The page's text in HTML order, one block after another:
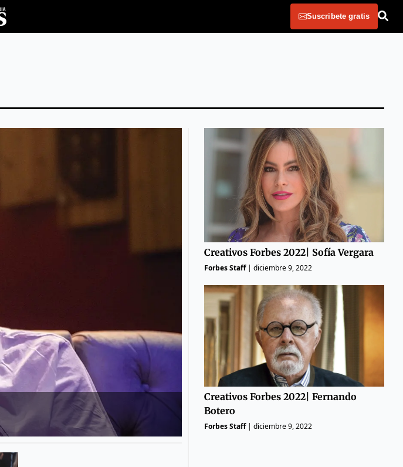
Suscribete gratis
Creativos Forbes 2022| Sofía Vergara
Forbes Staff| diciembre 9, 2022
Creativos Forbes 2022| Fernando
Botero
Forbes Staff| diciembre 9, 2022